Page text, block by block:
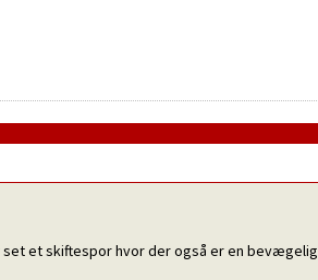
set et skiftespor hvor der også er en bevægelig